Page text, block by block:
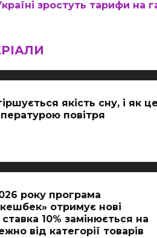
зростуть тарифи на
якість сну, і як це
повітря
року програма
отримує нові
10% замінюється на
від категорії товарів